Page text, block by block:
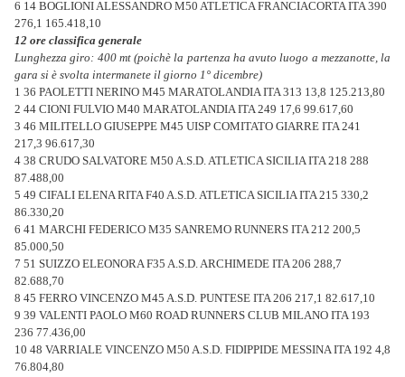
6 14 BOGLIONI ALESSANDRO M50 ATLETICA FRANCIACORTA ITA 390
276,1 165.418,10
12 ore classifica generale
Lunghezza giro: 400 mt (poichè la partenza ha avuto luogo a mezzanotte, la
gara si è svolta intermanete il giorno 1° dicembre)
1 36 PAOLETTI NERINO M45 MARATOLANDIA ITA 313 13,8 125.213,80
2 44 CIONI FULVIO M40 MARATOLANDIA ITA 249 17,6 99.617,60
3 46 MILITELLO GIUSEPPE M45 UISP COMITATO GIARRE ITA 241
217,3 96.617,30
4 38 CRUDO SALVATORE M50 A.S.D. ATLETICA SICILIA ITA 218 288
87.488,00
5 49 CIFALI ELENA RITA F40 A.S.D. ATLETICA SICILIA ITA 215 330,2
86.330,20
6 41 MARCHI FEDERICO M35 SANREMO RUNNERS ITA 212 200,5
85.000,50
7 51 SUIZZO ELEONORA F35 A.S.D. ARCHIMEDE ITA 206 288,7
82.688,70
8 45 FERRO VINCENZO M45 A.S.D. PUNTESE ITA 206 217,1 82.617,10
9 39 VALENTI PAOLO M60 ROAD RUNNERS CLUB MILANO ITA 193
236 77.436,00
10 48 VARRIALE VINCENZO M50 A.S.D. FIDIPPIDE MESSINA ITA 192 4,8
76.804,80